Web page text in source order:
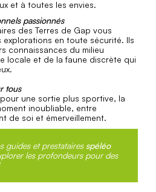
et à toutes les envies.
passionnés
des Terres de Gap vous
en toute sécurité. Ils
connaissances du milieu
locale et de la faune discrète qui
tous
une sortie plus sportive, la
inoubliable, entre
de soi et émerveillement.
guides et prestatairesspéléo
les profondeurs pour des